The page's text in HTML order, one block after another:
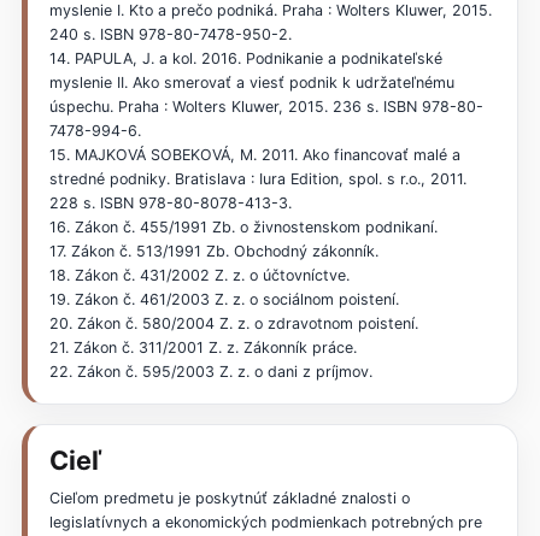
myslenie I. Kto a prečo podniká. Praha : Wolters Kluwer, 2015.
240 s. ISBN 978-80-7478-950-2.
14. PAPULA, J. a kol. 2016. Podnikanie a podnikateľské
myslenie II. Ako smerovať a viesť podnik k udržateľnému
úspechu. Praha : Wolters Kluwer, 2015. 236 s. ISBN 978-80-
7478-994-6.
15. MAJKOVÁ SOBEKOVÁ, M. 2011. Ako financovať malé a
stredné podniky. Bratislava : Iura Edition, spol. s r.o., 2011.
228 s. ISBN 978-80-8078-413-3.
16. Zákon č. 455/1991 Zb. o živnostenskom podnikaní.
17. Zákon č. 513/1991 Zb. Obchodný zákonník.
18. Zákon č. 431/2002 Z. z. o účtovníctve.
19. Zákon č. 461/2003 Z. z. o sociálnom poistení.
20. Zákon č. 580/2004 Z. z. o zdravotnom poistení.
21. Zákon č. 311/2001 Z. z. Zákonník práce.
22. Zákon č. 595/2003 Z. z. o dani z príjmov.
Cieľ
Cieľom predmetu je poskytnúť základné znalosti o
legislatívnych a ekonomických podmienkach potrebných pre